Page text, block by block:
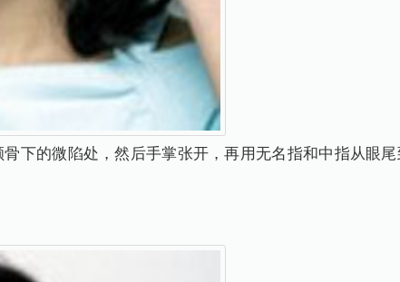
下的微陷处，然后手掌张开，再用无名指和中指从眼